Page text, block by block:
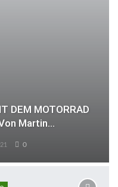
DEM MOTORRAD
Martin…
0